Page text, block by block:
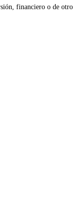
financiero o de otro